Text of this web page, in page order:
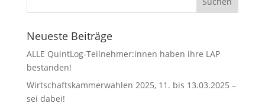
Neueste Beiträge
ALLE QuintLog-Teilnehmer:innen haben ihre LAP
bestanden!
Wirtschaftskammerwahlen 2025, 11. bis 13.03.2025 –
sei dabei!